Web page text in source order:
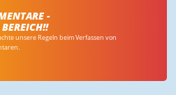
-
unsere Regeln beim Verfassen von